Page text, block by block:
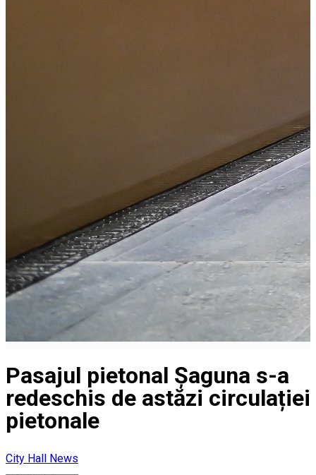
Pasajul pietonal Șaguna s-a
redeschis de astăzi circulației
pietonale
City Hall News